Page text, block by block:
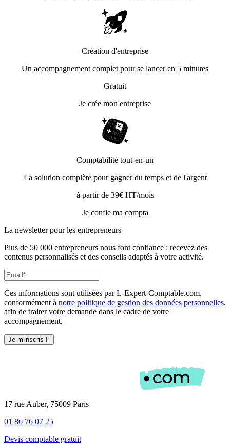
Création d'entreprise
Un accompagnement complet pour se lancer en 5 minutes
Gratuit
Je crée mon entreprise
Comptabilité tout-en-un
La solution complète pour gagner du temps et de l'argent
à partir de 39€ HT/mois
Je confie ma compta
La newsletter pour les entrepreneurs
Plus de 50 000 entrepreneurs nous font confiance : recevez des
contenus personnalisés et des conseils adaptés à votre activité.
Ces informations sont utilisées par L-Expert-Comptable.com,
conformément à notre politique de gestion des données personnelles,
afin de traiter votre demande dans le cadre de votre
accompagnement.
17 rue Auber, 75009 Paris
01 86 76 07 25
Devis comptable gratuit